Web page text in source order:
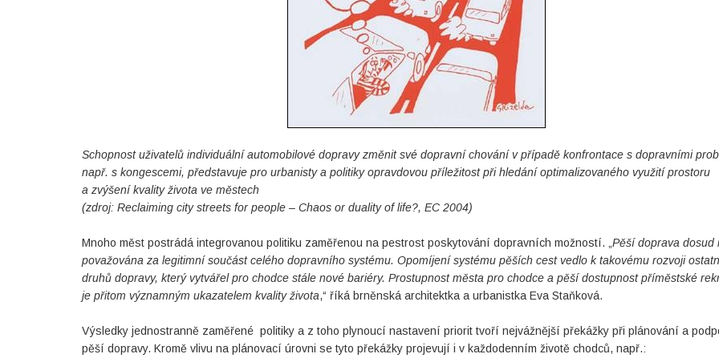
Schopnost uživatelů individuální automobilové dopravy změnit své dopravní chování v případě konfrontace s dopravními
např. s kongescemi, představuje pro urbanisty a politiky opravdovou příležitost při hledání optimalizovaného využití prostoru
a zvýšení kvality života ve městech
(zdroj: Reclaiming city streets for people – Chaos or duality of life?, EC 2004)
Mnoho měst postrádá integrovanou politiku zaměřenou na pestrost poskytování dopravních možností. „ Pěší doprava dosud
považována za legitimní součást celého dopravního systému. Opomíjení systému pěších cest vedlo k takovému rozvoji
druhů dopravy, který vytvářel pro chodce stále nové bariéry. Prostupnost města pro chodce a pěší dostupnost příměstské
je přitom významným ukazatelem kvality života,“ říká brněnská architektka a urbanistka Eva Staňková.
Výsledky jednostranně zaměřené politiky a z toho plynoucí nastavení priorit tvoří nejvážnější překážky při plánování a
pěší dopravy. Kromě vlivu na plánovací úrovni se tyto překážky projevují i v každodenním životě chodců, např.: